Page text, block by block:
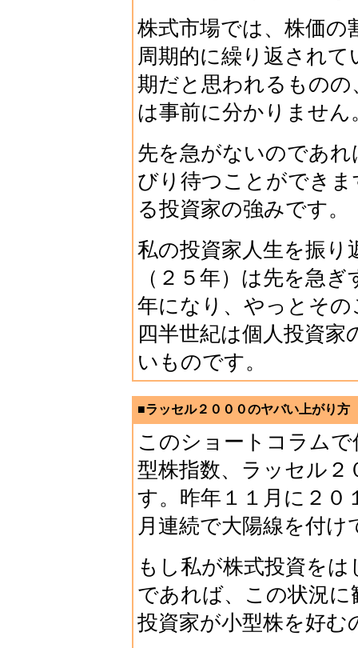
株式市場では、株価の
周期的に繰り返され
期だと思われるもの
は事前に分かりません
先を急がないのであ
びり待つことができ
る投資家の強みです。
私の投資家人生を振り
（２５年）は先を急
年になり、やっとそ
四半世紀は個人投資
いものです。
■ラッセル２０００のヤバい上がり方
このショートコラム
型株指数、ラッセル
す。昨年１１月に２０
月連続で大陽線を付け
もし私が株式投資を
であれば、この状況
投資家が小型株を好む